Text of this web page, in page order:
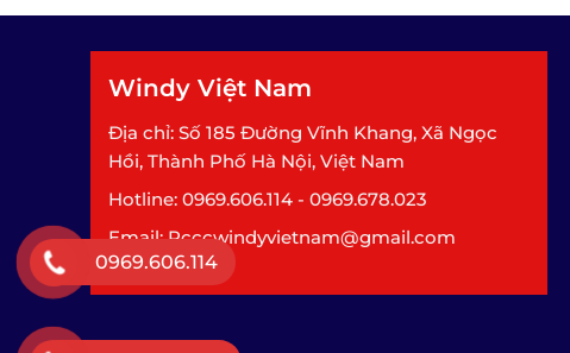
Windy Việt Nam
Địa chỉ: Số 185 Đường Vĩnh Khang, Xã Ngọc
Hồi, Thành Phố Hà Nội, Việt Nam
Hotline: 0969.606.114 - 0969.678.023
Email: Pcccwindyvietnam@gmail.com
0969.606.114